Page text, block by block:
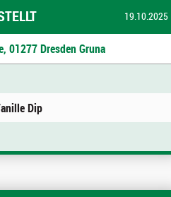
19.10.2025
01277 Dresden Gruna
Dip